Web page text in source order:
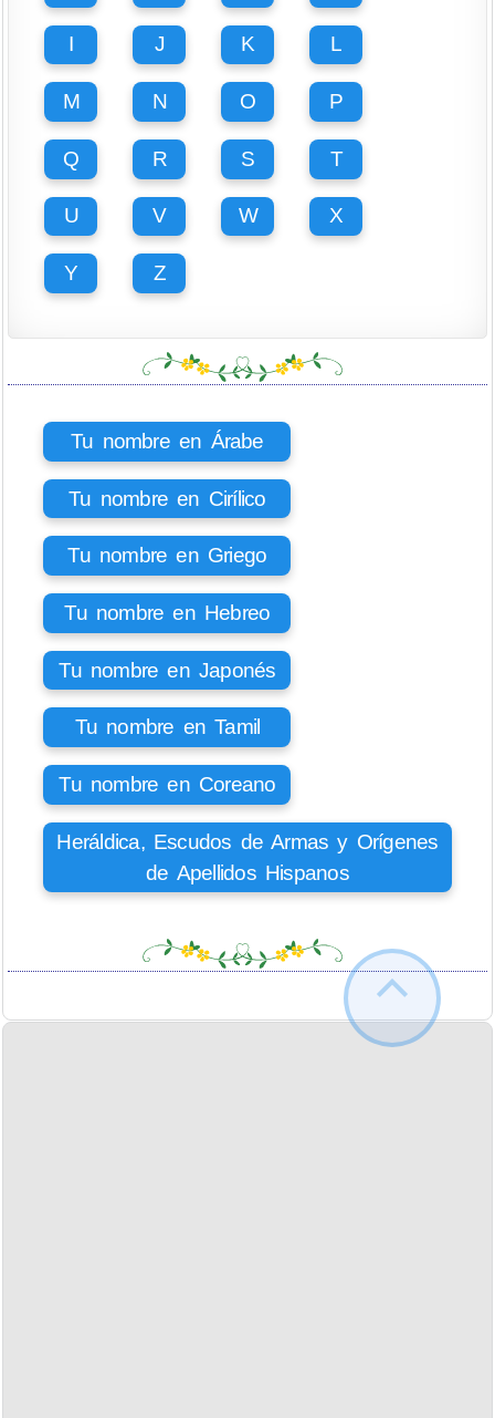
I J K L
M N O P
Q R S T
U V W X
Y Z
Tu nombre en Árabe
Tu nombre en Cirílico
Tu nombre en Griego
Tu nombre en Hebreo
Tu nombre en Japonés
Tu nombre en Tamil
Tu nombre en Coreano
Heráldica, Escudos de Armas y Orígenes
de Apellidos Hispanos